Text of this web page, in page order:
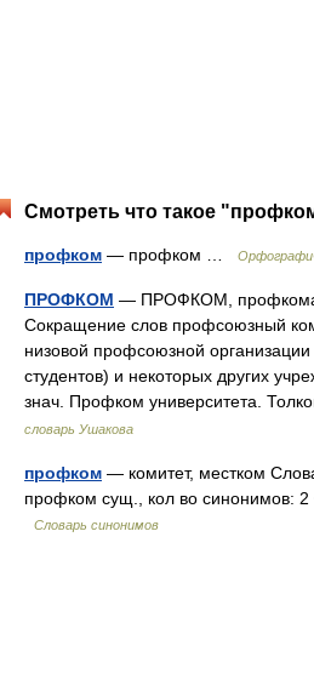
Смотреть что такое
профком — профком …
ПРОФКОМ — ПРОФКОМ,
Сокращение слов профсоюзный
низовой профсоюзной
студентов) и некоторых других
знач. Профком университета.
словарь Ушакова
профком — комитет, местком
профком сущ., кол во синонимов: 2
Словарь синонимов